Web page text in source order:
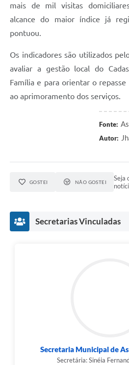
mais de mil visitas
alcance do maior índice já
pontuou.
Os indicadores são utilizados
avaliar a gestão local do
Família e para orientar o
ao aprimoramento dos serviços.
Fonte:
Autor:
GOSTEI NÃO GOSTEI
Seja
Secretarias Vinculadas
Secretaria Municipal de
Secretária: Sinéia